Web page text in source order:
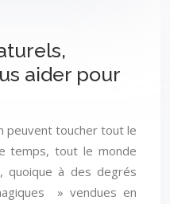
aider pour
peuvent toucher tout le
temps, tout le monde
quoique à des degrés
» vendues en